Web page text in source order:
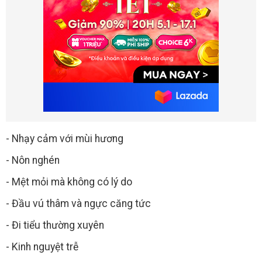
- Nhạy cảm với mùi hương
- Nôn nghén
- Mệt mỏi mà không có lý do
- Đầu vú thâm và ngực căng tức
- Đi tiểu thường xuyên
- Kinh nguyệt trễ